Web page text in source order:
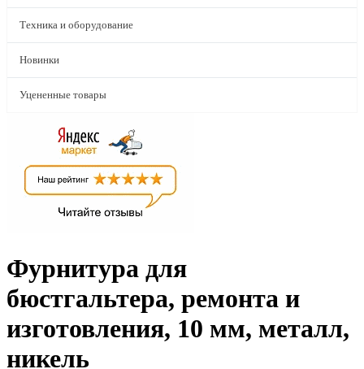
Техника и оборудование
Новинки
Уцененные товары
Фурнитура для
бюстгальтера, ремонта и
изготовления, 10 мм, металл,
никель